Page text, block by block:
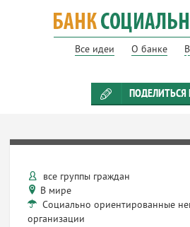
Все идеи О банке
ПОДЕЛИТЬСЯ
все группы граждан
В мире
Социально ориентированные
организации